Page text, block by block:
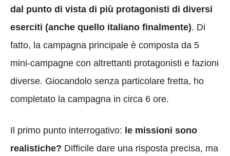
dal punto di vista di più protagonisti di diversi
eserciti (anche quello italiano finalmente). Di
fatto, la campagna principale è composta da 5
mini-campagne con altrettanti protagonisti e fazioni
diverse. Giocandolo senza particolare fretta, ho
completato la campagna in circa 6 ore.
Il primo punto interrogativo: le missioni sono
realistiche? Difficile dare una risposta precisa, ma